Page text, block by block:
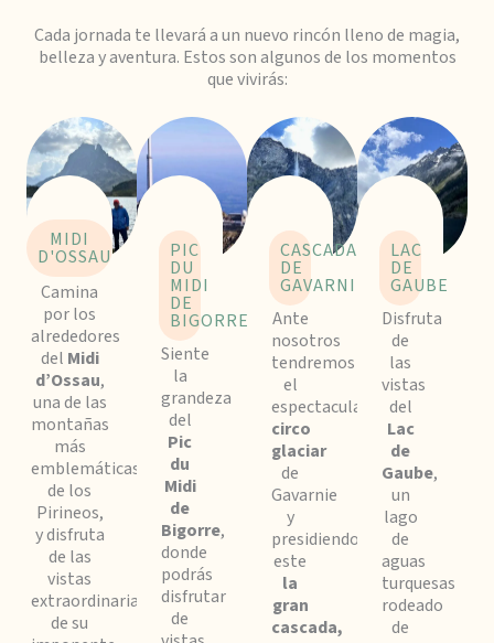
Cada jornada te llevará a un nuevo rincón lleno de magia,
belleza y aventura. Estos son algunos de los momentos
que vivirás:
MIDI
D'OSSAU
Camina
por los
alrededores
del Midi
d’Ossau,
una de las
montañas
más
emblemáticas
de los
Pirineos,
y disfruta
de las
vistas
extraordinarias
de su
PIC
DU
MIDI
DE
BIGORRE
Siente
la
grandeza
del
Pic
du
Midi
de
Bigorre,
donde
podrás
disfrutar
de
CASCADA
DE
GAVARNIE
Ante
nosotros
tendremos
el
espectacular
circo
glaciar
de
Gavarnie
y
presidiendo
este
la
gran
cascada,
LAC
DE
GAUBE
Disfruta
de
las
vistas
del
Lac
de
Gaube,
un
lago
de
aguas
turquesas
rodeado
de